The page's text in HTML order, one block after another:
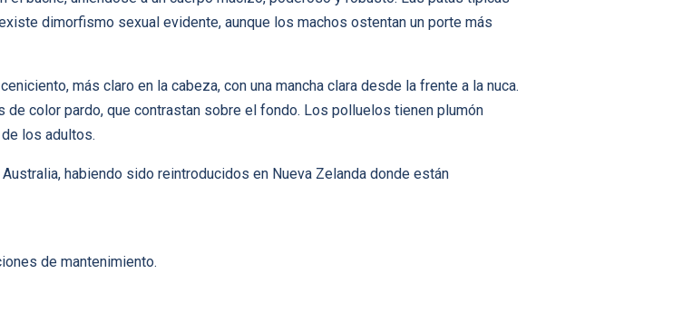
dimorfismo sexual evidente, aunque los machos ostentan un porte más
más claro en la cabeza, con una mancha clara desde la frente a la nuca.
color pardo, que contrastan sobre el fondo. Los polluelos tienen plumón
los adultos.
habiendo sido reintroducidos en Nueva Zelanda donde están
de mantenimiento.